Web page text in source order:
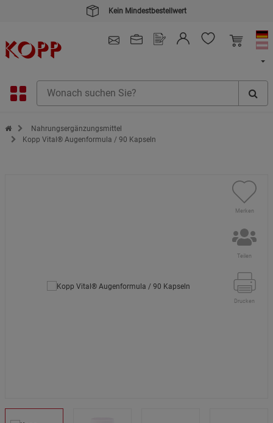
Kein Mindestbestellwert
Zur Startseite des Kopp Verlag Online-Shop
Nahrungsergänzungsmittel
Kopp Vital® Augenformula / 90 Kapseln
Merken
Teilen
Drucken